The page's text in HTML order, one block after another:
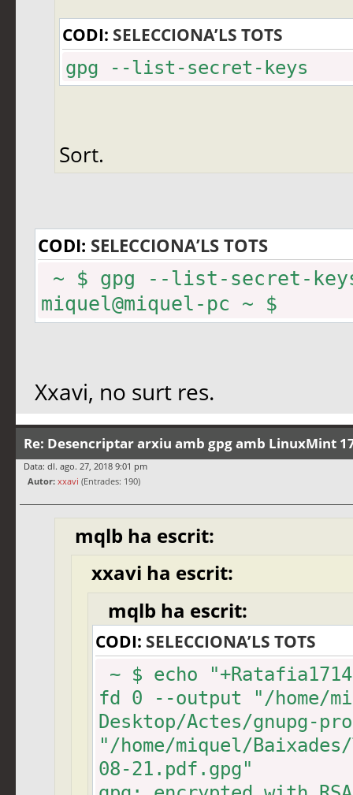
CODI: SELECCIONA’LS TOTS
gpg --list-secret-keys
Sort.
CODI: SELECCIONA’LS TOTS
~ $ gpg --list-secret-
miquel@miquel-pc ~ $
Xxavi, no surt res.
Re: Desencriptar arxiu amb gpg amb LinuxMint
Data: dl. ago. 27, 2018 9:01 pm
Autor: xxavi (Entrades: 190)
mqlb ha escrit:
xxavi ha escrit:
mqlb ha escrit:
CODI: SELECCIONA’LS TOTS
~ $ echo
fd 0 --output "/home/
Desktop/Actes/gnupg-
"/home/miquel/
08-21.pdf.gpg"